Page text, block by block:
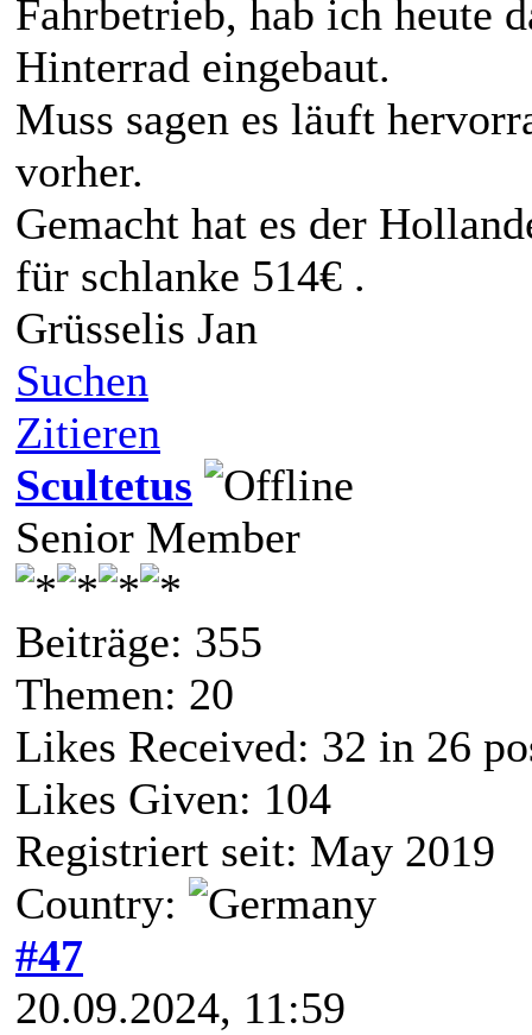
Fahrbetrieb, hab ich heute
Hinterrad eingebaut.
Muss sagen es läuft
vorher.
Gemacht hat es der
für schlanke 514€ .
Grüsselis Jan
Suchen
Zitieren
Scultetus
Senior Member
Beiträge: 355
Themen: 20
Likes Received: 32 in 26
Likes Given: 104
Registriert seit: May 2019
Country:
#47
20.09.2024, 11:59